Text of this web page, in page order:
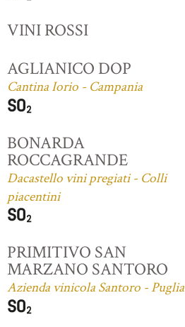
VINI ROSSI
AGLIANICO DOP
Cantina Iorio - Campania
BONARDA
ROCCAGRANDE
Dacastello vini pregiati - Colli
piacentini
PRIMITIVO SAN
MARZANO SANTORO
Azienda vinicola Santoro - Puglia